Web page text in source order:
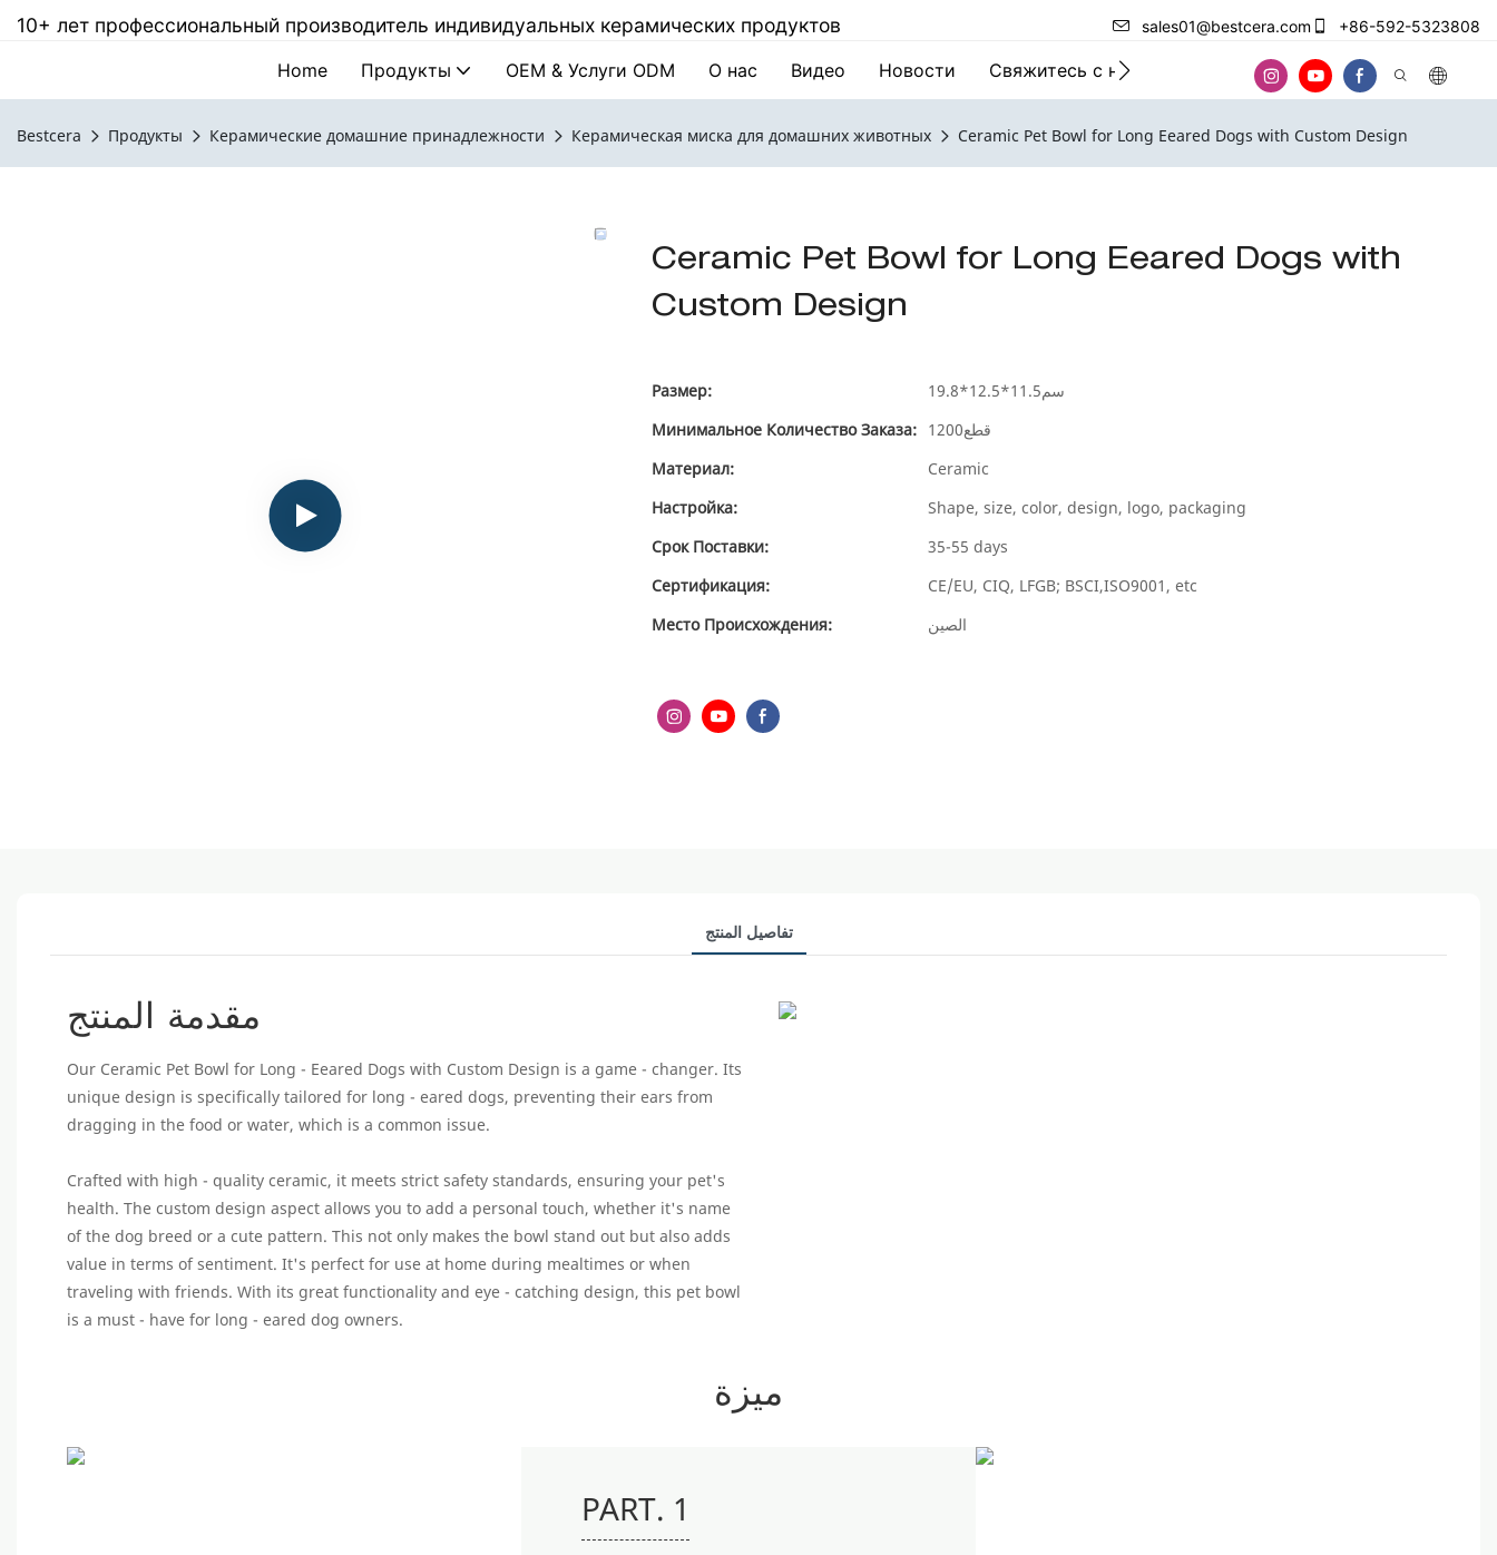
10+ лет профессиональный производитель индивидуальных керамических продуктов sales01@bestcera.com +86-592-5323808
Home Продукты OEM & Услуги ODM О нас Видео Новости Свяжитесь с нами
Bestcera Продукты Керамические домашние принадлежности Керамическая миска для домашних животных Ceramic Pet Bowl for Long Eeared Dogs with Custom Design
Ceramic Pet Bowl for Long Eeared Dogs with
Custom Design
Размер:
19.8*12.5*11.5سم
Минимальное Количество Заказа:
1200قطع
Материал:
Ceramic
Настройка:
Shape, size, color, design, logo, packaging
Срок Поставки:
35-55 days
Сертификация:
CE/EU, CIQ, LFGB; BSCI,ISO9001, etc
Место Происхождения:
الصين
تفاصيل المنتج
مقدمة المنتج
Our Ceramic Pet Bowl for Long - Eeared Dogs with Custom Design is a game - changer. Its
unique design is specifically tailored for long - eared dogs, preventing their ears from
dragging in the food or water, which is a common issue.
Crafted with high - quality ceramic, it meets strict safety standards, ensuring your pet's
health. The custom design aspect allows you to add a personal touch, whether it's name
of the dog breed or a cute pattern. This not only makes the bowl stand out but also adds
value in terms of sentiment. It's perfect for use at home during mealtimes or when
traveling with friends. With its great functionality and eye - catching design, this pet bowl
is a must - have for long - eared dog owners.
ميزة
PART. 1